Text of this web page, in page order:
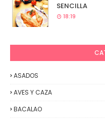
SENCILLA
18:19
ASADOS
AVES Y CAZA
BACALAO